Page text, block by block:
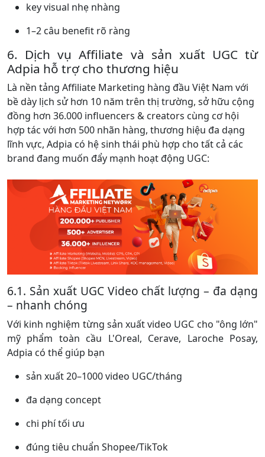
key visual nhẹ nhàng
1–2 câu benefit rõ ràng
6. Dịch vụ Affiliate và sản xuất UGC từ
Adpia hỗ trợ cho thương hiệu
Là nền tảng Affiliate Marketing hàng đầu Việt Nam với
bề dày lịch sử hơn 10 năm trên thị trường, sở hữu cộng
đồng hơn 36.000 influencers & creators cùng cơ hội
hợp tác với hơn 500 nhãn hàng, thương hiệu đa dạng
lĩnh vực, Adpia có hệ sinh thái phù hợp cho tất cả các
brand đang muốn đẩy mạnh hoạt động UGC:
6.1. Sản xuất UGC Video chất lượng – đa dạng
– nhanh chóng
Với kinh nghiệm từng sản xuất video UGC cho "ông lớn"
mỹ phẩm toàn cầu L'Oreal, Cerave, Laroche Posay,
Adpia có thể giúp bạn
sản xuất 20–1000 video UGC/tháng
đa dạng concept
chi phí tối ưu
đúng tiêu chuẩn Shopee/TikTok